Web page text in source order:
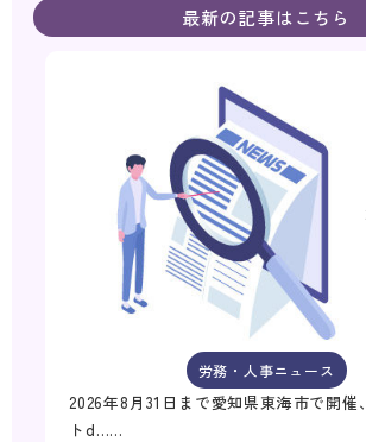
最新の記事はこちら
労務・人事ニュース
2026年8月31日まで愛知県東海市で開催
トd……